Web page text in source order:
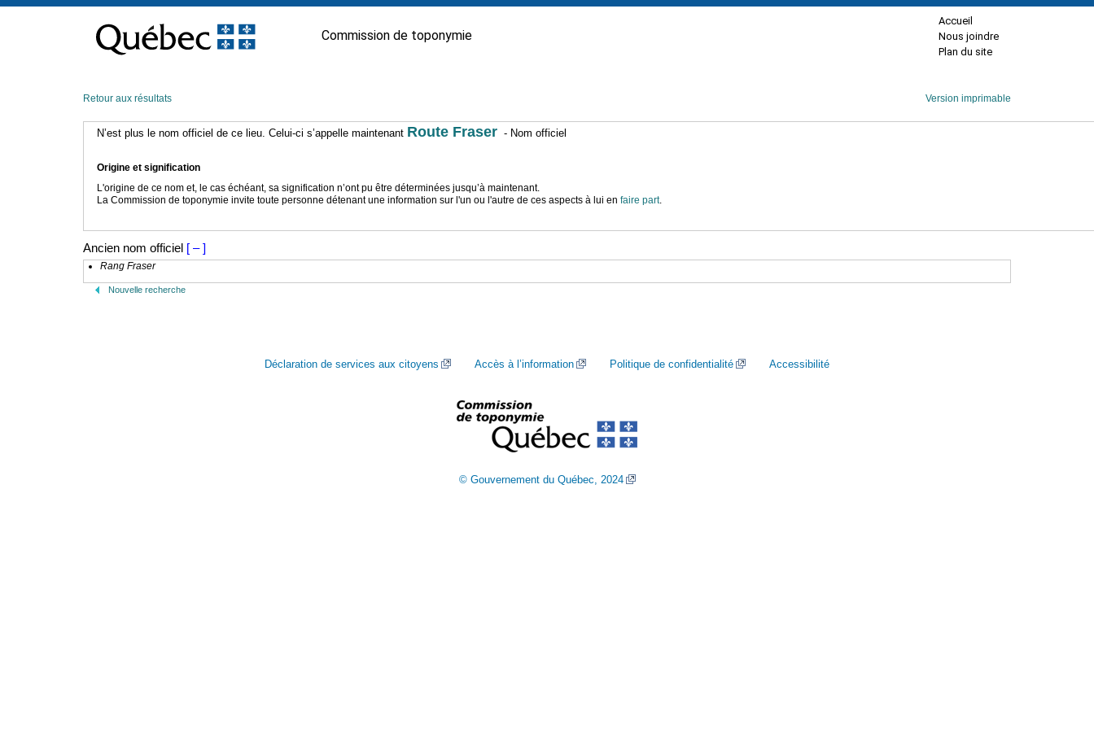
contenu
Commission de toponymie
Accueil
Nous joindre
Plan du site
Retour aux résultats Version imprimable
N’est plus le nom officiel de ce lieu. Celui-ci s’appelle maintenant Route Fraser - Nom officiel
Origine et signification
L'origine de ce nom et, le cas échéant, sa signification n’ont pu être déterminées jusqu’à maintenant.
La Commission de toponymie invite toute personne détenant une information sur l'un ou l'autre de ces aspects à lui en faire part.
Ancien nom officiel [ – ]
Rang Fraser
Nouvelle recherche
Déclaration de services aux citoyens Accès à l’information Politique de confidentialité Accessibilité
© Gouvernement du Québec, 2024